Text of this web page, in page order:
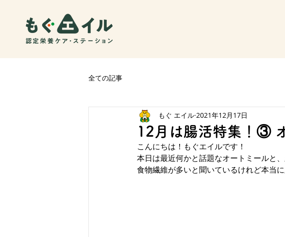
全ての記事
12月は腸活特集！③
もぐ エイル 2021年12月17日
こんにちは！もぐエイルです！
本日は最近何かと話題なオートミールと
食物繊維が多いと聞いているけれど本当